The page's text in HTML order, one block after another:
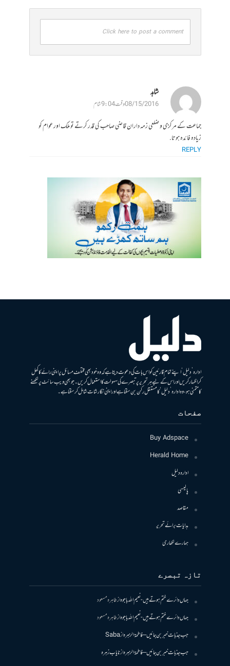
Click here to post a comment
شاہد
08/15/2016 وقت 9:04 شام
جماعت کے مرکزی و ضلعی زمہ داران قاضی صاحب کی قدر کرتے تو ملک اور عوام کو
زیادہ فائدہ ہوتا.
REPLY
ادارہ ’دلیل‘ اپنے تمام قارئین کو اس بات کی دعوت دیتا ہے کہ وہ خود بھی مختلف مسائل پر اپنی رائے کا کھل
کر اظہار کریں اور اس کے لیے ہر تحریر پر تبصرے کی سہولت کا استعمال کریں۔ جو بھی ویب سائٹ پر لکھنے
کا متمنی ہو، وہ ادارہ ’دلیل‘ کا مستقل رکن بن سکتا ہے اور اپنی نگارشات شامل کرسکتا ہے۔
صفحات
Buy Adspace
Herald Home
ادارہ دلیل
پالیسی
مقاصد
ہدایات برائے تحریر
ہمارے لکھاری
تازہ تبصرے
جہاں دائرے ختم ہوتے ہیں- نعیم اللہ باجوہازطاہرہ مسعود
جہاں دائرے ختم ہوتے ہیں- نعیم اللہ باجوہازطاہرہ مسعود
جب جذبات خبر بن جائیں – فاطمۃالزہرہازSaba
جب جذبات خبر بن جائیں – فاطمۃالزہرہازنایاب زہرہ